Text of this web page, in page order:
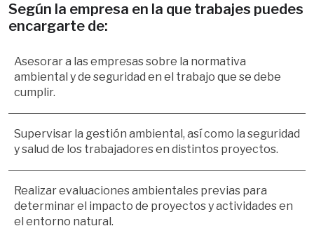
Según la empresa en la que trabajes puedes
encargarte de:
Asesorar a las empresas sobre la normativa
ambiental y de seguridad en el trabajo que se debe
cumplir.
Supervisar la gestión ambiental, así como la seguridad
y salud de los trabajadores en distintos proyectos.
Realizar evaluaciones ambientales previas para
determinar el impacto de proyectos y actividades en
el entorno natural.